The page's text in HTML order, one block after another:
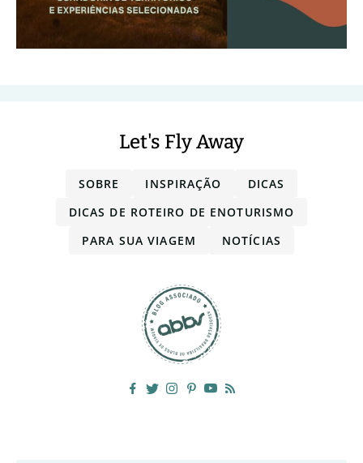
Let's Fly Away
SOBRE INSPIRAÇÃO
DICAS
DICAS DE ROTEIRO DE ENOTURISMO
PARA SUA VIAGEM
NOTÍCIAS